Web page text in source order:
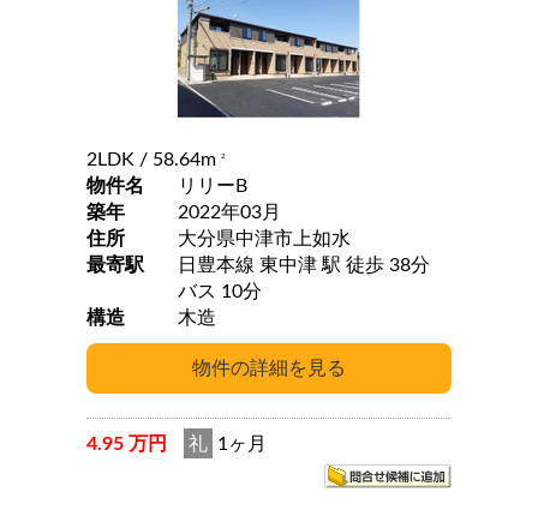
2LDK / 58.64m 2
物件名
リリーB
築年
2022年03月
住所
大分県中津市上如水
最寄駅
日豊本線 東中津 駅 徒歩 38分
バス 10分
構造
木造
4.95 万円 礼 1ヶ月